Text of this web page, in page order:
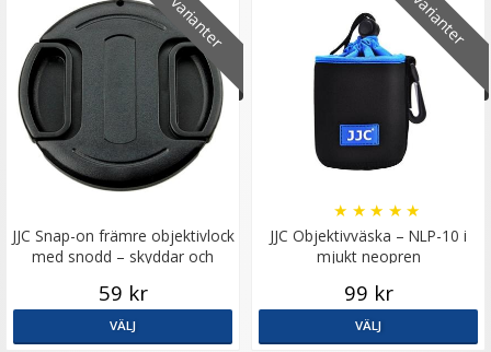
JJC Snap-on främre objektivlock
med snodd – skyddar och
59 kr
VÄLJ
5 varianter
JJC Objektivväska – NLP-10 i
mjukt neopren
★ ★ ★ ★ ★
99 kr
VÄLJ